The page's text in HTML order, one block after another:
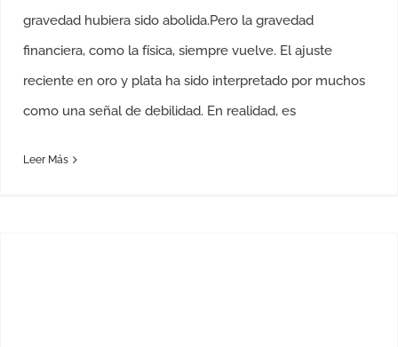
gravedad hubiera sido abolida.Pero la gravedad
financiera, como la física, siempre vuelve. El ajuste
reciente en oro y plata ha sido interpretado por muchos
como una señal de debilidad. En realidad, es
Leer Más